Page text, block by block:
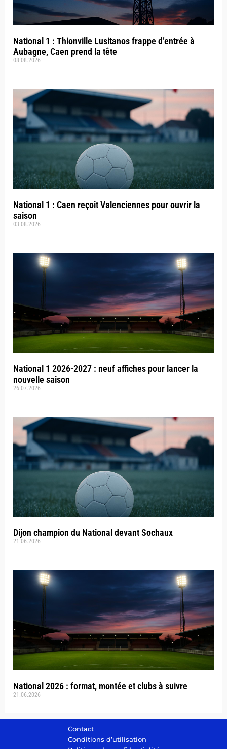
National 1 : Thionville Lusitanos frappe d’entrée à
Aubagne, Caen prend la tête
08.08.2026
National 1 : Caen reçoit Valenciennes pour ouvrir la
saison
03.08.2026
National 1 2026-2027 : neuf affiches pour lancer la
nouvelle saison
26.07.2026
Dijon champion du National devant Sochaux
21.06.2026
National 2026 : format, montée et clubs à suivre
21.06.2026
Contact
Conditions d’utilisation